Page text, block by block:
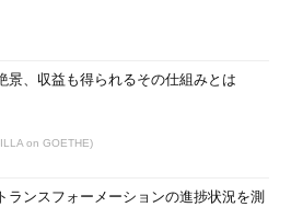
景、収益も得られるその仕組みとは
on GOETHE)
ランスフォーメーションの進捗状況を測